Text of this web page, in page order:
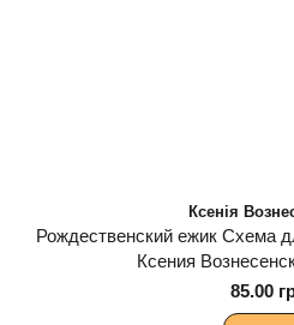
Ксенія
Рождественский ежик Схема
Ксения
85.00